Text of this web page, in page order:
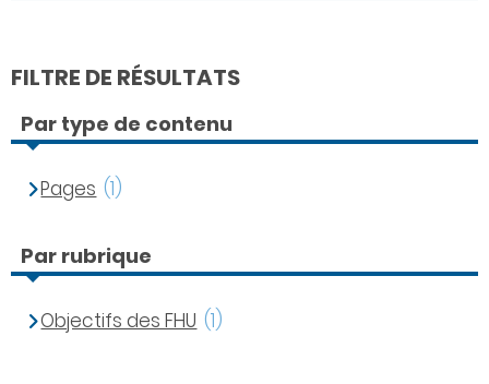
FILTRE DE RÉSULTATS
Par type de contenu
Pages (1)
Par rubrique
Objectifs des FHU (1)